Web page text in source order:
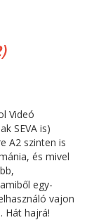
Videó
SEVA is)
A2 szinten is
és mivel
egy-
vajon
Hát hajrá!